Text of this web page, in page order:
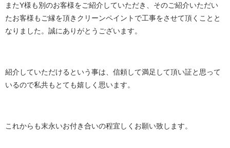
またY様も別のお客様をご紹介していただき、そのご紹介いただい
たお客様もご縁を頂きクリーンペイントで工事をさせて頂くことと
なりました。誠にありがとうございます。
紹介していただけるという事は、信頼して満足して頂い証と思って
いるので私共もとても嬉しく思います。
これからも末永いお付き合いの程宜しくお願い致します。